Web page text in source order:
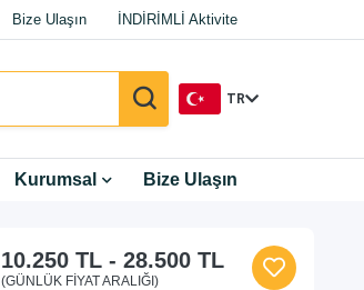
Bize Ulaşın İNDİRİMLİ Aktivite
TR
Kurumsal Bize Ulaşın
10.250 TL- 28.500 TL
(GÜNLÜK FIYAT ARALIĞI)